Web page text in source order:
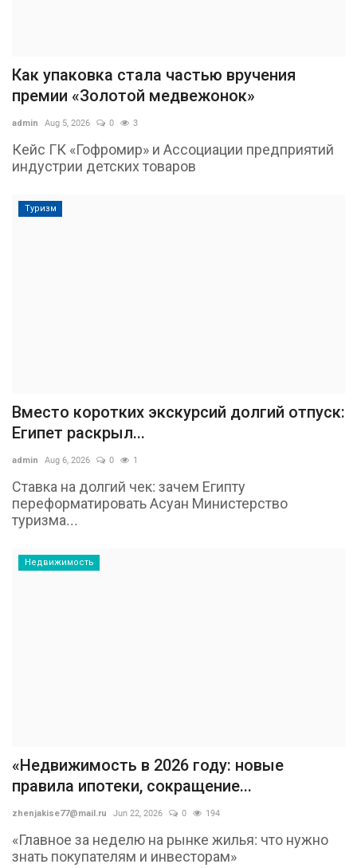
Как упаковка стала частью вручения
премии «Золотой медвежонок»
admin Aug 5, 2026 0 3
Кейс ГК «Гофромир» и Ассоциации предприятий
индустрии детских товаров
Туризм
Вместо коротких экскурсий долгий отпуск:
Египет раскрыл...
admin Aug 6, 2026 0 1
Ставка на долгий чек: зачем Египту
переформатировать Асуан Министерство
туризма...
Недвижимость
«Недвижимость в 2026 году: новые
правила ипотеки, сокращение...
zhenjakise77@mail.ru Jun 22, 2026 0 194
«Главное за неделю на рынке жилья: что нужно
знать покупателям и инвесторам»